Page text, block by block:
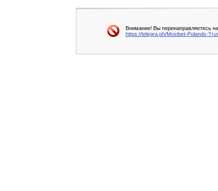
Внимание! Вы перенаправляетесь
https://telegra.ph/Mostbet-Polands-